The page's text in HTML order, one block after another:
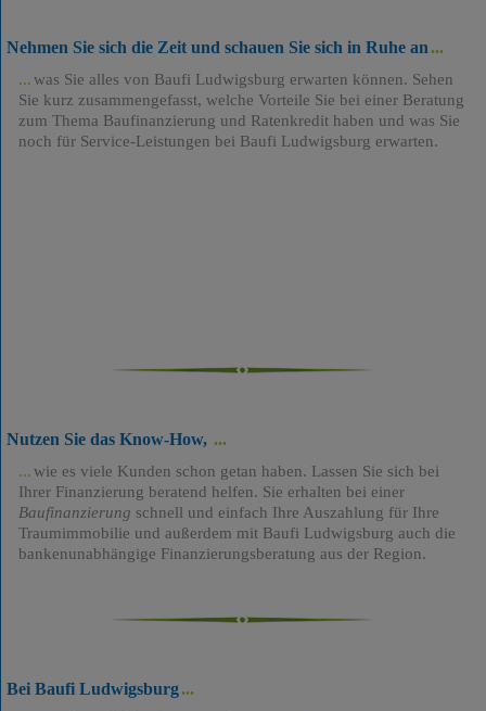
Nehmen Sie sich die Zeit und schauen Sie sich in Ruhe an
was Sie alles von Baufi Ludwigsburg erwarten können. Sehen
Sie kurz zusammengefasst, welche Vorteile Sie bei einer Beratung
zum Thema Baufinanzierung und Ratenkredit haben und was Sie
noch für Service-Leistungen bei Baufi Ludwigsburg erwarten.
Nutzen Sie das Know-How,
wie es viele Kunden schon getan haben. Lassen Sie sich bei
Ihrer Finanzierung beratend helfen. Sie erhalten bei einer
Baufinanzierung schnell und einfach Ihre Auszahlung für Ihre
Traumimmobilie und außerdem mit Baufi Ludwigsburg auch die
bankenunabhängige Finanzierungsberatung aus der Region.
Bei Baufi Ludwigsburg